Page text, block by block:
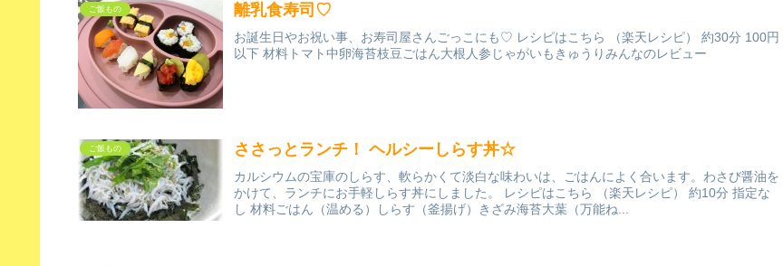
ご飯もの 離乳食寿司♡
お誕生日やお祝い事、お寿司屋さんごっこにも♡ レシピはこちら （楽天レシピ） 約30分 100円
以下 材料トマト中卵海苔枝豆ごはん大根人参じゃがいもきゅうりみんなのレビュー
ご飯もの ささっとランチ！ ヘルシーしらす丼☆
カルシウムの宝庫のしらす、軟らかくて淡白な味わいは、ごはんによく合います。わさび醤油を
かけて、ランチにお手軽しらす丼にしました。 レシピはこちら （楽天レシピ） 約10分 指定な
し 材料ごはん（温める）しらす（釜揚げ）きざみ海苔大葉（万能ね...